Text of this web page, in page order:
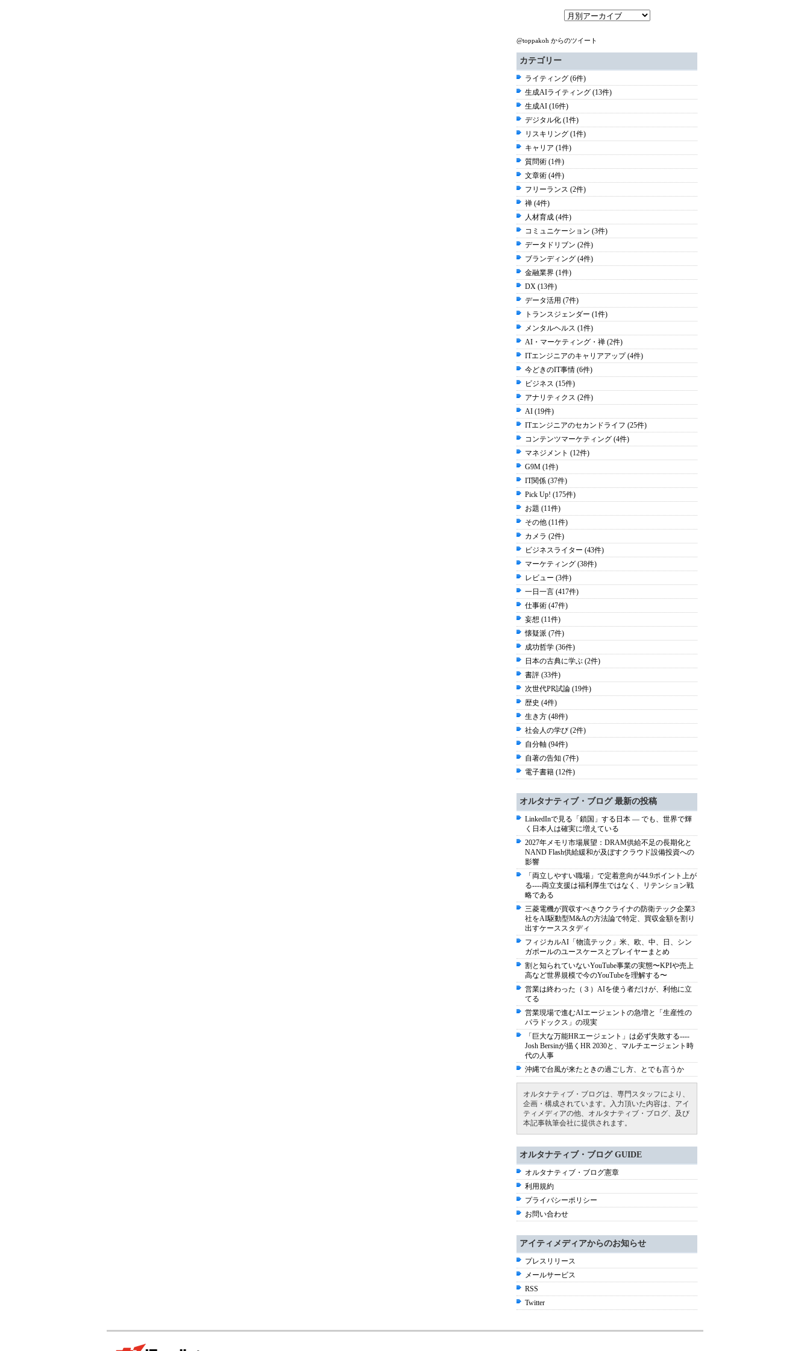
@toppakoh からのツイート
カテゴリー
ライティング (6件)
生成AIライティング (13件)
生成AI (16件)
デジタル化 (1件)
リスキリング (1件)
キャリア (1件)
質問術 (1件)
文章術 (4件)
フリーランス (2件)
禅 (4件)
人材育成 (4件)
コミュニケーション (3件)
データドリブン (2件)
ブランディング (4件)
金融業界 (1件)
DX (13件)
データ活用 (7件)
トランスジェンダー (1件)
メンタルヘルス (1件)
AI・マーケティング・禅 (2件)
ITエンジニアのキャリアアップ (4件)
今どきのIT事情 (6件)
ビジネス (15件)
アナリティクス (2件)
AI (19件)
ITエンジニアのセカンドライフ (25件)
コンテンツマーケティング (4件)
マネジメント (12件)
G9M (1件)
IT関係 (37件)
Pick Up! (175件)
お題 (11件)
その他 (11件)
カメラ (2件)
ビジネスライター (43件)
マーケティング (38件)
レビュー (3件)
一日一言 (417件)
仕事術 (47件)
妄想 (11件)
懐疑派 (7件)
成功哲学 (36件)
日本の古典に学ぶ (2件)
書評 (33件)
次世代PR試論 (19件)
歴史 (4件)
生き方 (48件)
社会人の学び (2件)
自分軸 (94件)
自著の告知 (7件)
電子書籍 (12件)
オルタナティブ・ブログ 最新の投稿
LinkedInで見る「鎖国」する日本 ― でも、世界で輝
く日本人は確実に増えている
2027年メモリ市場展望：DRAM供給不足の長期化と
NAND Flash供給緩和が及ぼすクラウド設備投資への
影響
「両立しやすい職場」で定着意向が44.9ポイント上が
る----両立支援は福利厚生ではなく、リテンション戦
略である
三菱電機が買収すべきウクライナの防衛テック企業3
社をAI駆動型M&Aの方法論で特定、買収金額を割り
出すケーススタディ
フィジカルAI「物流テック」米、欧、中、日、シン
ガポールのユースケースとプレイヤーまとめ
割と知られていないYouTube事業の実態〜KPIや売上
高など世界規模で今のYouTubeを理解する〜
営業は終わった（３）AIを使う者だけが、利他に立
てる
営業現場で進むAIエージェントの急増と「生産性の
パラドックス」の現実
「巨大な万能HRエージェント」は必ず失敗する----
Josh Bersinが描くHR 2030と、マルチエージェント時
代の人事
沖縄で台風が来たときの過ごし方、とでも言うか
オルタナティブ・ブログは、専門スタッフにより、
企画・構成されています。入力頂いた内容は、アイ
ティメディアの他、オルタナティブ・ブログ、及び
本記事執筆会社に提供されます。
オルタナティブ・ブログ GUIDE
オルタナティブ・ブログ憲章
利用規約
プライバシーポリシー
お問い合わせ
アイティメディアからのお知らせ
プレスリリース
メールサービス
RSS
Twitter